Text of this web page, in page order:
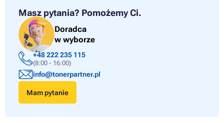
Masz pytania? Pomożemy Ci.
Doradca
w wyborze
+48 222 235 115
(8:00 - 16:00)
info@tonerpartner.pl
Mam pytanie